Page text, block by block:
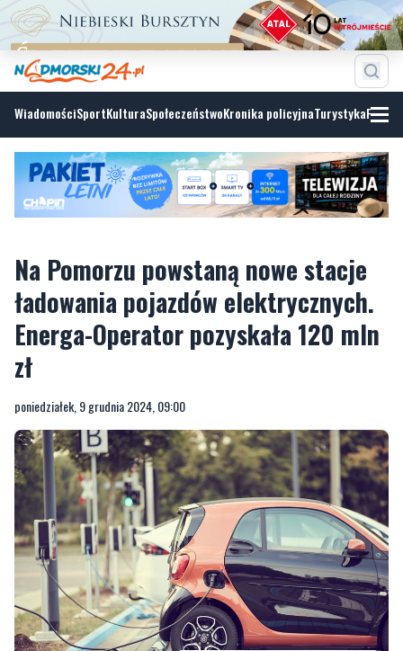
WiadomościSportKulturaSpołeczeństwoKronika policyjnaTurystyka
Na Pomorzu powstaną nowe stacje
ładowania pojazdów elektrycznych.
Energa-Operator pozyskała 120 mln
zł
poniedziałek, 9 grudnia 2024, 09:00